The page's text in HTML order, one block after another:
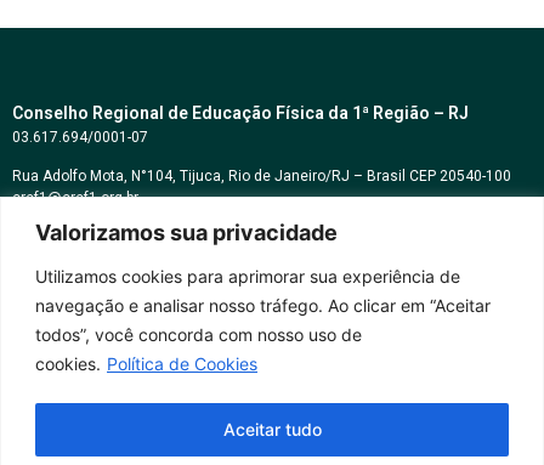
Valorizamos sua privacidade
Utilizamos cookies para aprimorar sua experiência de
navegação e analisar nosso tráfego. Ao clicar em “Aceitar
todos”, você concorda com nosso uso de
cookies. Política de Cookies
Aceitar tudo
Conselho Regional de Educação Física da 1ª Região – RJ
03.617.694/0001-07
Rua Adolfo Mota, N°104, Tijuca, Rio de Janeiro/RJ – Brasil CEP 20540-100
cref1@cref1.org.br
Assessoria de comunicação:
Horários de atendimento:
Whatsapp: (21) 2569-2398